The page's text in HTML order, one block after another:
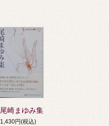
尾崎まゆみ集
1,430円(税込)